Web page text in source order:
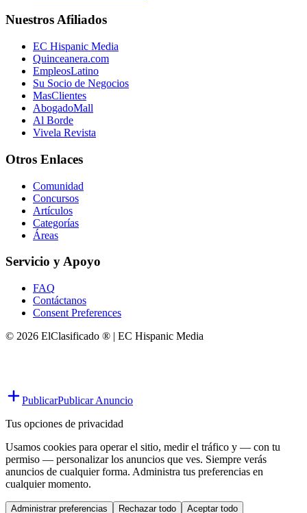
Nuestros Afiliados
EC Hispanic Media
Quinceanera.com
EmpleosLatino
Su Socio de Negocios
MasClientes
AbogadoMall
Al Borde
Vivela Revista
Otros Enlaces
Comunidad
Concursos
Artículos
Categorías
Áreas
Servicio y Apoyo
FAQ
Contáctanos
Consent Preferences
© 2026 ElClasificado ® | EC Hispanic Media
PublicarPublicar Anuncio
Tus opciones de privacidad
Usamos cookies para operar el sitio, medir el tráfico y — con tu
permiso — personalizar los anuncios que ves. Siempre verás
anuncios de cualquier forma. Administra tus preferencias en
cualquier momento.
Administrar preferencias Rechazar todo Aceptar todo